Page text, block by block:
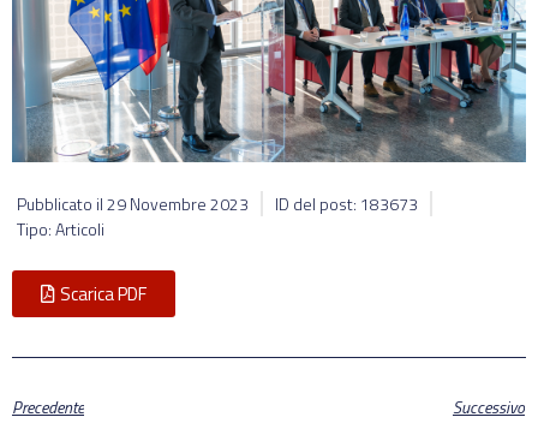
Pubblicato il29 Novembre 2023
ID del post: 183673
Tipo: Articoli
Scarica PDF
Precedente Successivo